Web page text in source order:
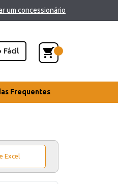
um concessionário
Fácil
Frequentes
Excel